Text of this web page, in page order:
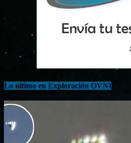
Lo último en Exploración OVNI